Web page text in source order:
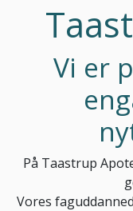
Vi er
På Taastrup
Vores